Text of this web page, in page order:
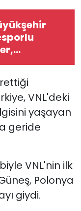
14
VNL'deki
yaşayan
geride
VNL'nin ilk
Polonya
giydi.